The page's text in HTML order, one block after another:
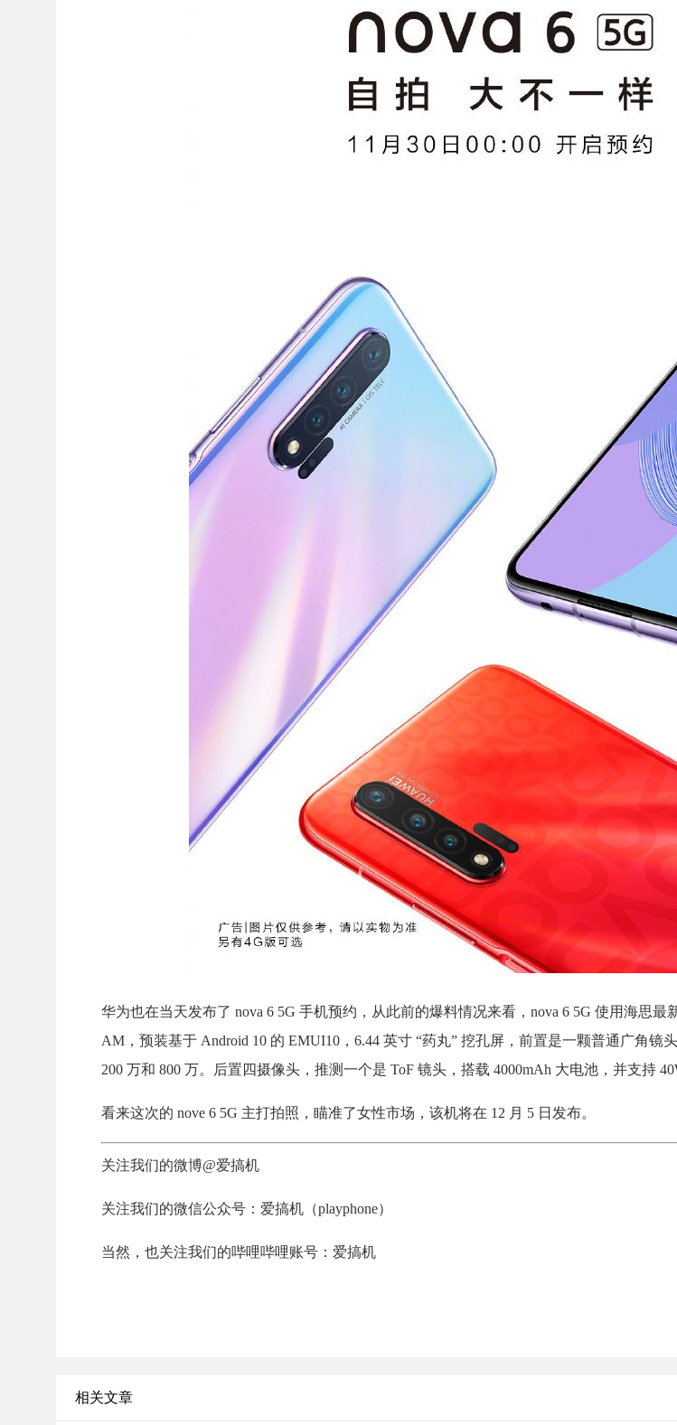
华为也在当天发布了 nova 6 5G 手机预约，从此前的爆料情况来看，nova 6 5G 使用海思最
AM，预装基于 Android 10 的 EMUI10，6.44 英寸 “药丸” 挖孔屏，前置是一颗普通广角镜
200 万和 800 万。后置四摄像头，推测一个是 ToF 镜头，搭载 4000mAh 大电池，并支持
看来这次的 nove 6 5G 主打拍照，瞄准了女性市场，该机将在 12 月 5 日发布。
关注我们的微博@爱搞机
关注我们的微信公众号：爱搞机（playphone）
当然，也关注我们的哔哩哔哩账号：爱搞机
相关文章